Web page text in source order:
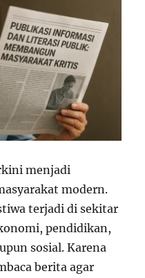
menjadi
modern.
terjadi di sekitar
pendidikan,
sosial. Karena
berita agar